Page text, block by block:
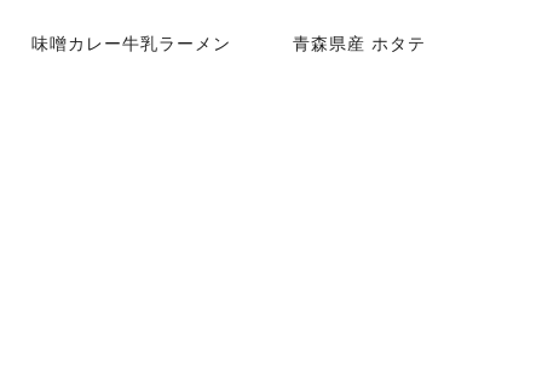
味噌カレー牛乳ラーメン 青森県産 ホタテ